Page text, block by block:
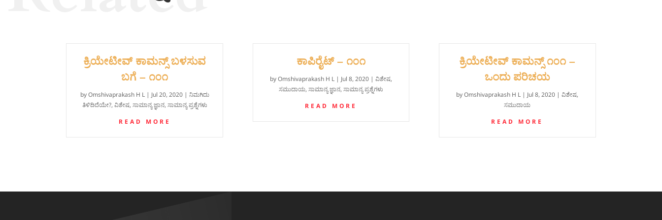
ಕ್ರಿಯೇಟೀವ್ ಕಾಮನ್ಸ್ ಬಳಸುವ
ಬಗೆ – ೧೦೧
byOmshivaprakash H L| Jul 20, 2020| ನಿಮಗಿದು
ತಿಳಿದಿದೆಯೇ?, ವಿಶೇಷ, ಸಾಮಾನ್ಯ ಜ್ಞಾನ, ಸಾಮಾನ್ಯ ಪ್ರಶ್ನೆಗಳು
READ MORE
ಕಾಪಿರೈಟ್ – ೧೦೧
byOmshivaprakash H L| Jul 8, 2020| ವಿಶೇಷ,
ಸಮುದಾಯ, ಸಾಮಾನ್ಯ ಜ್ಞಾನ, ಸಾಮಾನ್ಯ ಪ್ರಶ್ನೆಗಳು
READ MORE
‍ಕ್ರಿಯೇಟೀವ್ ಕಾಮನ್ಸ್ ೧೦೧‌ –
ಒಂದು ಪರಿಚಯ
byOmshivaprakash H L | Jul 8, 2020 |ವಿಶೇಷ,
ಸಮುದಾಯ
READ MORE